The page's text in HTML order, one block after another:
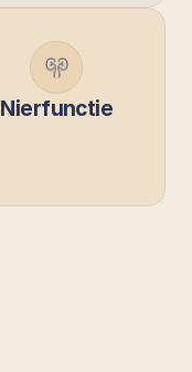
Nierfunctie